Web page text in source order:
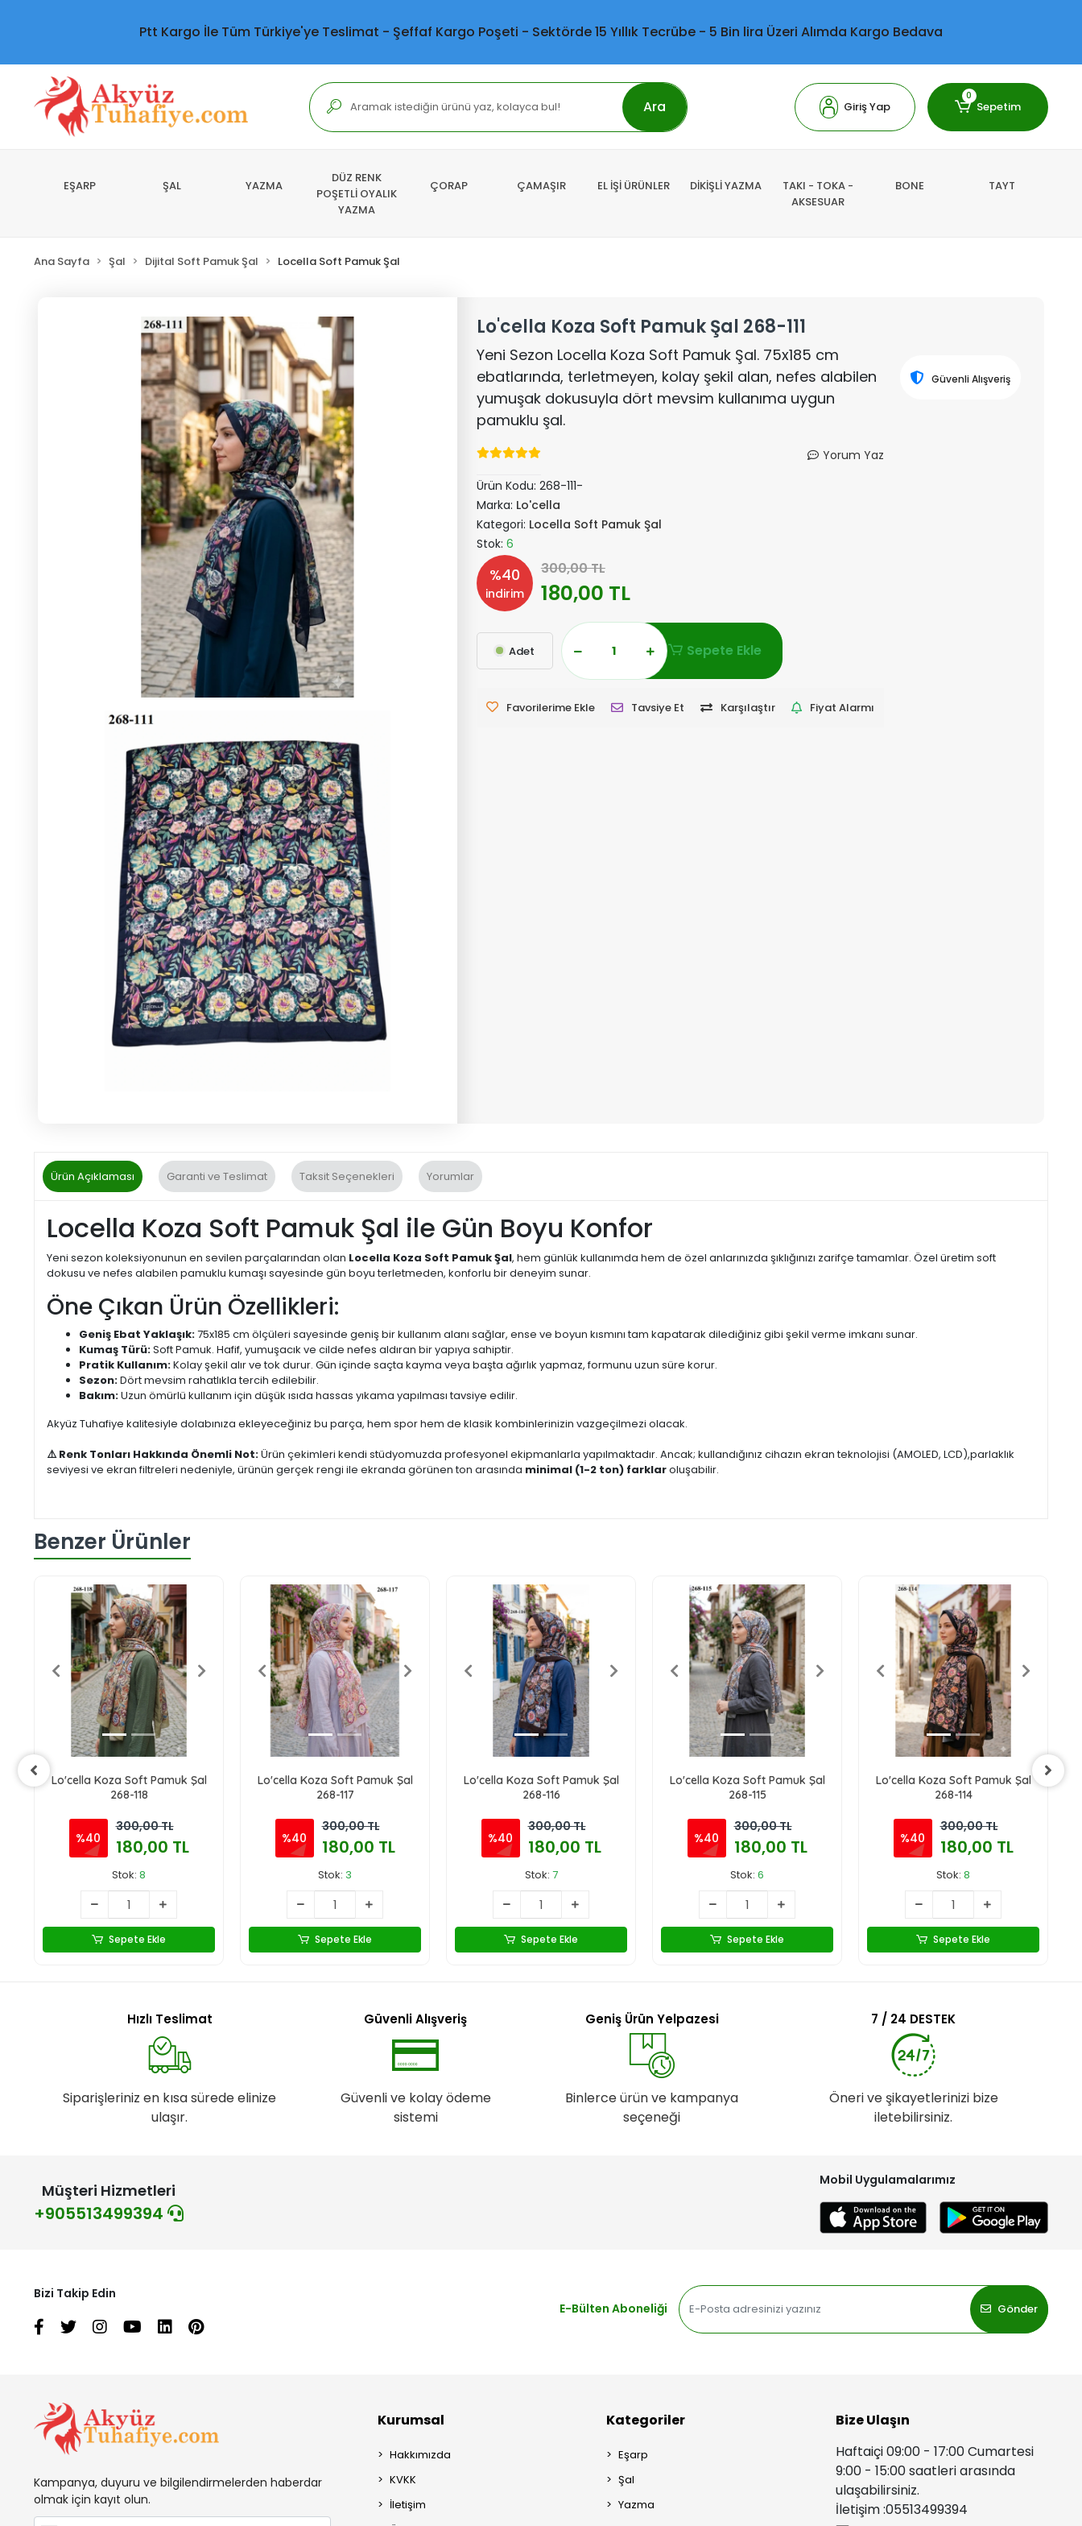
Ptt Kargo İle Tüm Türkiye'ye Teslimat - Şeffaf Kargo Poşeti - Sektörde 15 Yıllık Tecrübe - 5 Bin lira Üzeri Alımda Kargo Bedava
Ara Giriş Yap
0
Sepetim
EŞARP ŞAL YAZMA
DÜZ RENK
POŞETLİ OYALIK
YAZMA
ÇORAP ÇAMAŞIR EL İŞİ ÜRÜNLER DİKİŞLİ YAZMA
TAKI - TOKA -
AKSESUAR
BONE TAYT
Ana Sayfa Şal Dijital Soft Pamuk Şal Locella Soft Pamuk Şal
Lo'cella Koza Soft Pamuk Şal 268-111
Yeni Sezon Locella Koza Soft Pamuk Şal. 75x185 cm
ebatlarında, terletmeyen, kolay şekil alan, nefes alabilen
yumuşak dokusuyla dört mevsim kullanıma uygun
pamuklu şal.
Yorum Yaz
Ürün Kodu: 268-111-
Marka: Lo'cella
Kategori: Locella Soft Pamuk Şal
Stok: 6
%40
indirim
300,00 TL
180,00 TL
Adet Sepete Ekle
Favorilerime Ekle Tavsiye Et Karşılaştır Fiyat Alarmı
Güvenli Alışveriş
Ürün Açıklaması Garanti ve Teslimat Taksit Seçenekleri Yorumlar
Locella Koza Soft Pamuk Şal ile Gün Boyu Konfor
Yeni sezon koleksiyonunun en sevilen parçalarından olan Locella Koza Soft Pamuk Şal, hem günlük kullanımda hem de özel anlarınızda şıklığınızı zarifçe tamamlar. Özel üretim soft
dokusu ve nefes alabilen pamuklu kumaşı sayesinde gün boyu terletmeden, konforlu bir deneyim sunar.
Öne Çıkan Ürün Özellikleri:
Geniş Ebat Yaklaşık:75x185 cm ölçüleri sayesinde geniş bir kullanım alanı sağlar, ense ve boyun kısmını tam kapatarak dilediğiniz gibi şekil verme imkanı sunar.
Kumaş Türü:Soft Pamuk. Hafif, yumuşacık ve cilde nefes aldıran bir yapıya sahiptir.
Pratik Kullanım:Kolay şekil alır ve tok durur. Gün içinde saçta kayma veya başta ağırlık yapmaz, formunu uzun süre korur.
Sezon:Dört mevsim rahatlıkla tercih edilebilir.
Bakım:Uzun ömürlü kullanım için düşük ısıda hassas yıkama yapılması tavsiye edilir.
Akyüz Tuhafiye kalitesiyle dolabınıza ekleyeceğiniz bu parça, hem spor hem de klasik kombinlerinizin vazgeçilmezi olacak.
⚠️ Renk Tonları Hakkında Önemli Not:Ürün çekimleri kendi stüdyomuzda profesyonel ekipmanlarla yapılmaktadır. Ancak; kullandığınız cihazın ekran teknolojisi (AMOLED, LCD),parlaklık
seviyesi ve ekran filtreleri nedeniyle, ürünün gerçek rengi ile ekranda görünen ton arasında minimal (1-2 ton) farklaroluşabilir.
Benzer Ürünler
Lo'cella Koza Soft Pamuk Şal
268-118
%40
300,00 TL
180,00 TL
Stok: 8
Sepete Ekle
Lo'cella Koza Soft Pamuk Şal
268-117
%40
300,00 TL
180,00 TL
Stok: 3
Sepete Ekle
Lo'cella Koza Soft Pamuk Şal
268-116
%40
300,00 TL
180,00 TL
Stok: 7
Sepete Ekle
Lo'cella Koza Soft Pamuk Şal
268-115
%40
300,00 TL
180,00 TL
Stok: 6
Sepete Ekle
Lo'cella Koza Soft Pamuk Şal
268-114
%40
300,00 TL
180,00 TL
Stok: 8
Sepete Ekle
Hızlı Teslimat
Siparişleriniz en kısa sürede elinize
ulaşır.
Güvenli Alışveriş
Güvenli ve kolay ödeme
sistemi
Geniş Ürün Yelpazesi
Binlerce ürün ve kampanya
seçeneği
7 / 24 DESTEK
Öneri ve şikayetlerinizi bize
iletebilirsiniz.
Müşteri Hizmetleri
+905513499394
Mobil Uygulamalarımız
Bizi Takip Edin
E-Bülten Aboneliği
Gönder
Kampanya, duyuru ve bilgilendirmelerden haberdar
olmak için kayıt olun.
Kurumsal
Hakkımızda
KVKK
İletişim
Kategoriler
Eşarp
Şal
Yazma
Bize Ulaşın
Haftaiçi 09:00 - 17:00 Cumartesi
9:00 - 15:00 saatleri arasında
ulaşabilirsiniz.
İletişim :05513499394